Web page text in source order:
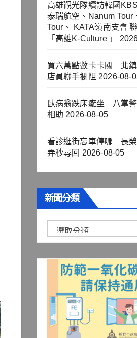
高雄觀光隊續訪韓國
泰瑞航空、Nanum Tour
Tour、 KATA嶺南支會
「高雄K-Culture 」
買六萬點數卡卡關 北
店員聯手攔阻 2026-08-
臥病翁跌床癱坐 八掌
相助 2026-08-05
看診逛街忘車停哪 長
弄秒尋回 2026-08-05
新聞分類
聞
分